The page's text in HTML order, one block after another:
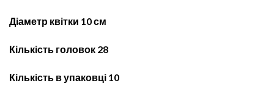
Діаметр квітки 10 см
Кількість головок 28
Кількість в упаковці 10